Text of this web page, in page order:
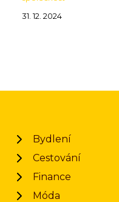
31. 12. 2024
Bydlení
Cestování
Finance
Móda